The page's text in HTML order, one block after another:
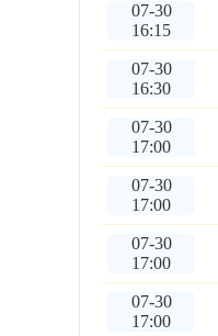
07-30
16:15
07-30
16:30
07-30
17:00
07-30
17:00
07-30
17:00
07-30
17:00